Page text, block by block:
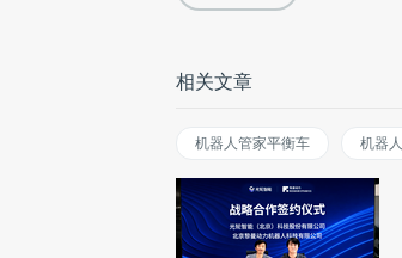
相关文章
机器人管家平衡车 机器人